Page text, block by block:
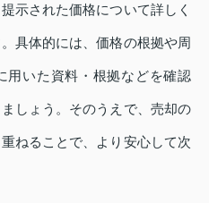
示された価格について詳しく
具体的には、価格の根拠や周
用いた資料・根拠などを確認
しょう。そのうえで、売却の
ねることで、より安心して次